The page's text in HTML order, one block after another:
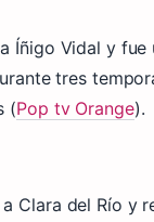
Íñigo Vidal y fue
tres
(Pop tv Orange).
Clara del Río y